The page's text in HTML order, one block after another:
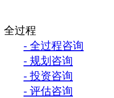
全过程
- 全过程咨询
- 规划咨询
- 投资咨询
- 评估咨询